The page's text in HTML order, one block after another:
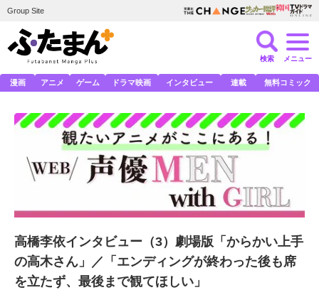
Group Site
検索 メニュー
漫画 アニメ ゲーム ドラマ映画 インタビュー 連載 無料コミック
高橋李依インタビュー（3）劇場版「からかい上手
の高木さん」／「エンディングが終わった後も席
を立たず、最後まで観てほしい」